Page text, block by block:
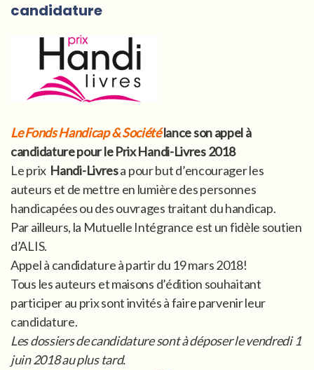
candidature
Le Fonds Handicap & Sociétélance son appel à
candidature pour le Prix Handi-Livres 2018
Le prixHandi-Livresa pour but d’encourager les
auteurs et de mettre en lumière des personnes
handicapées ou des ouvrages traitant du handicap.
Par ailleurs, la Mutuelle Intégrance est un fidèle soutien
d’ALIS.
Appel à candidature à partir du 19 mars 2018!
Tous les auteurs et maisons d’édition souhaitant
participer au prix sont invités à faire parvenir leur
candidature.
Les dossiers de candidature sont à déposer le vendredi 1
juin 2018 au plus tard.